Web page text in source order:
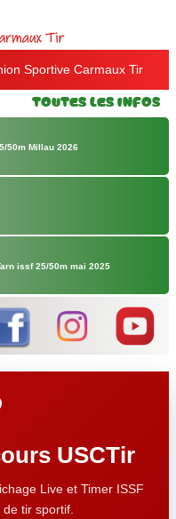
Sportive Carmaux Tir
Toutes les Infos
50m Millau 2026
issf 25/50m mai 2025
USCTir
Live et Timer ISSF
tir sportif.